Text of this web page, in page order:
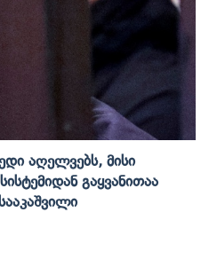
Აღელვებს, Მისი
Გაყვანითაა